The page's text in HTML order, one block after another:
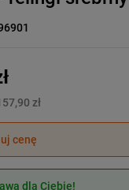
zł
cenę
dla Ciebie!